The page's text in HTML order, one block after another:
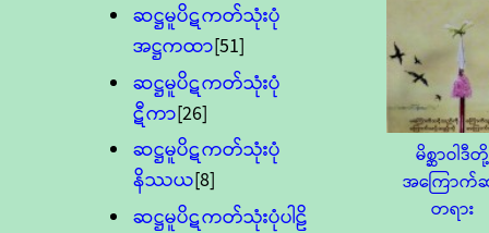
ဆဋ္ဌမူပိဋကတ်သုံးပုံ
အဋ္ဌကထာ[51]
ဆဋ္ဌမူပိဋကတ်သုံးပုံ
ဋီကာ[26]
ဆဋ္ဌမူပိဋကတ်သုံးပုံ
နိဿယ[8]
ဆဋ္ဌမူပိဋကတ်သုံးပုံပါဠိ
မိစ္ဆာဝါဒီတို့
အကြောက်
တရား